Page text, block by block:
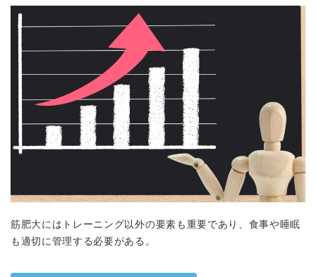
筋肥大にはトレーニング以外の要素も重要であり、食事や睡眠
も適切に管理する必要がある。